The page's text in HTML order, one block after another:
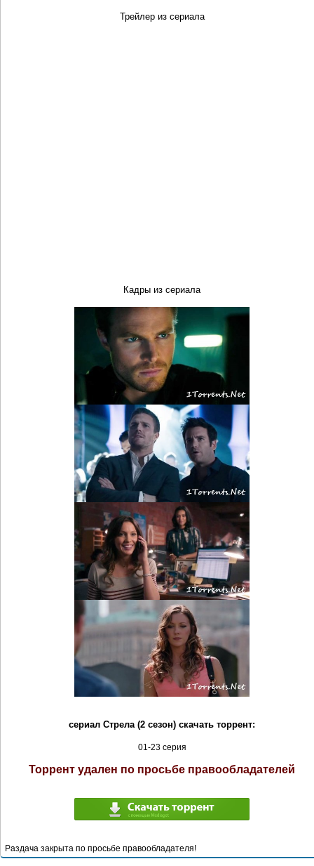
Трейлер из сериала
Кадры из сериала
сериал Стрела (2 сезон) скачать торрент:
01-23 серия
Торрент удален по просьбе правообладателей
Раздача закрыта по просьбе правообладателя!